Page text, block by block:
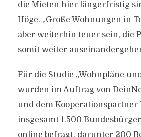
die Mieten hier längerfristig
Höge. „Große Wohnungen in
aber weiterhin teuer sein, die
somit weiter
Für die Studie „Wohnpläne
wurden im Auftrag von
und dem Kooperationspartner
insgesamt 1.500
online befragt, darunter 200